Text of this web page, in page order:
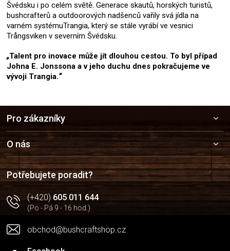
Švédsku i po celém světě. Generace skautů, horských turistů,
bushcrafterů a outdoorových nadšenců vařily svá jídla na
varném systémuTrangia, který se stále vyrábí ve vesnici
Trångsviken v severním Švédsku.
„Talent pro inovace může jít dlouhou cestou. To byl případ
Johna E. Jonssona a v jeho duchu dnes pokračujeme ve
vývoji Trangia.“
a
t
í
Pro zákazníky
O nás
Potřebujete poradit?
(+420)605 011 644
(Po - Pá 9 - 16 hod.)
obchod@bushcraftshop.cz